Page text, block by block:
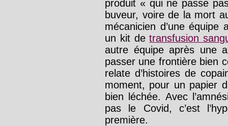
produit « qui ne passe
buveur, voire de la mort
mécanicien d’une équipe
un kit detransfusion
autre équipe après une
passer une frontière bien
relate d’histoires de
moment, pour un papier
bien léchée. Avec
pas le Covid, c’est
première.